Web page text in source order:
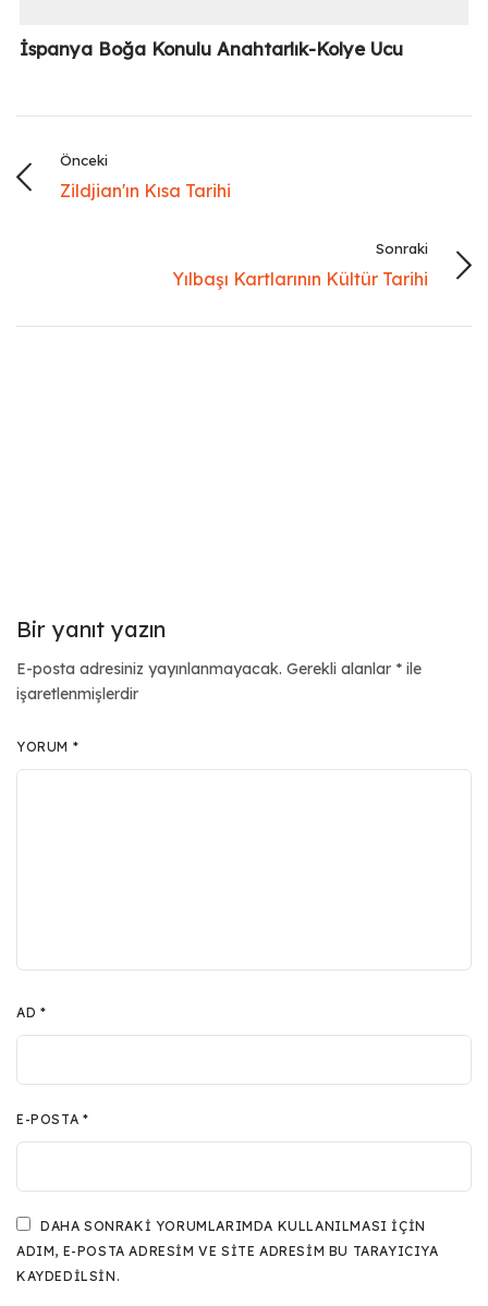
İspanya Boğa Konulu Anahtarlık-Kolye Ucu
Önceki
Zildjian'ın Kısa Tarihi
Sonraki
Yılbaşı Kartlarının Kültür Tarihi
Bir yanıt yazın
E-posta adresiniz yayınlanmayacak. Gerekli alanlar * ile
işaretlenmişlerdir
YORUM *
AD *
E-POSTA *
DAHA SONRAKI YORUMLARIMDA KULLANILMASI IÇIN
ADIM, E-POSTA ADRESIM VE SITE ADRESIM BU TARAYICIYA
KAYDEDILSIN.